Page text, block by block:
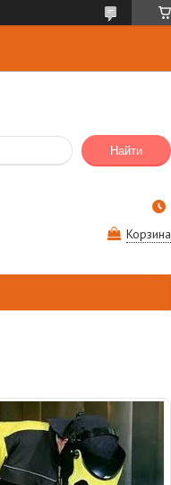
Найти
Корзина